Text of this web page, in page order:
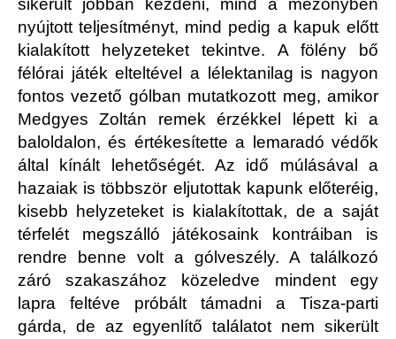
sikerült jobban kezdeni, mind a mezőnyben
nyújtott teljesítményt, mind pedig a kapuk előtt
kialakított helyzeteket tekintve. A fölény bő
félórai játék elteltével a lélektanilag is nagyon
fontos vezető gólban mutatkozott meg, amikor
Medgyes Zoltán remek érzékkel lépett ki a
baloldalon, és értékesítette a lemaradó védők
által kínált lehetőségét. Az idő múlásával a
hazaiak is többször eljutottak kapunk előteréig,
kisebb helyzeteket is kialakítottak, de a saját
térfelét megszálló játékosaink kontráiban is
rendre benne volt a gólveszély. A találkozó
záró szakaszához közeledve mindent egy
lapra feltéve próbált támadni a Tisza-parti
gárda, de az egyenlítő találatot nem sikerült